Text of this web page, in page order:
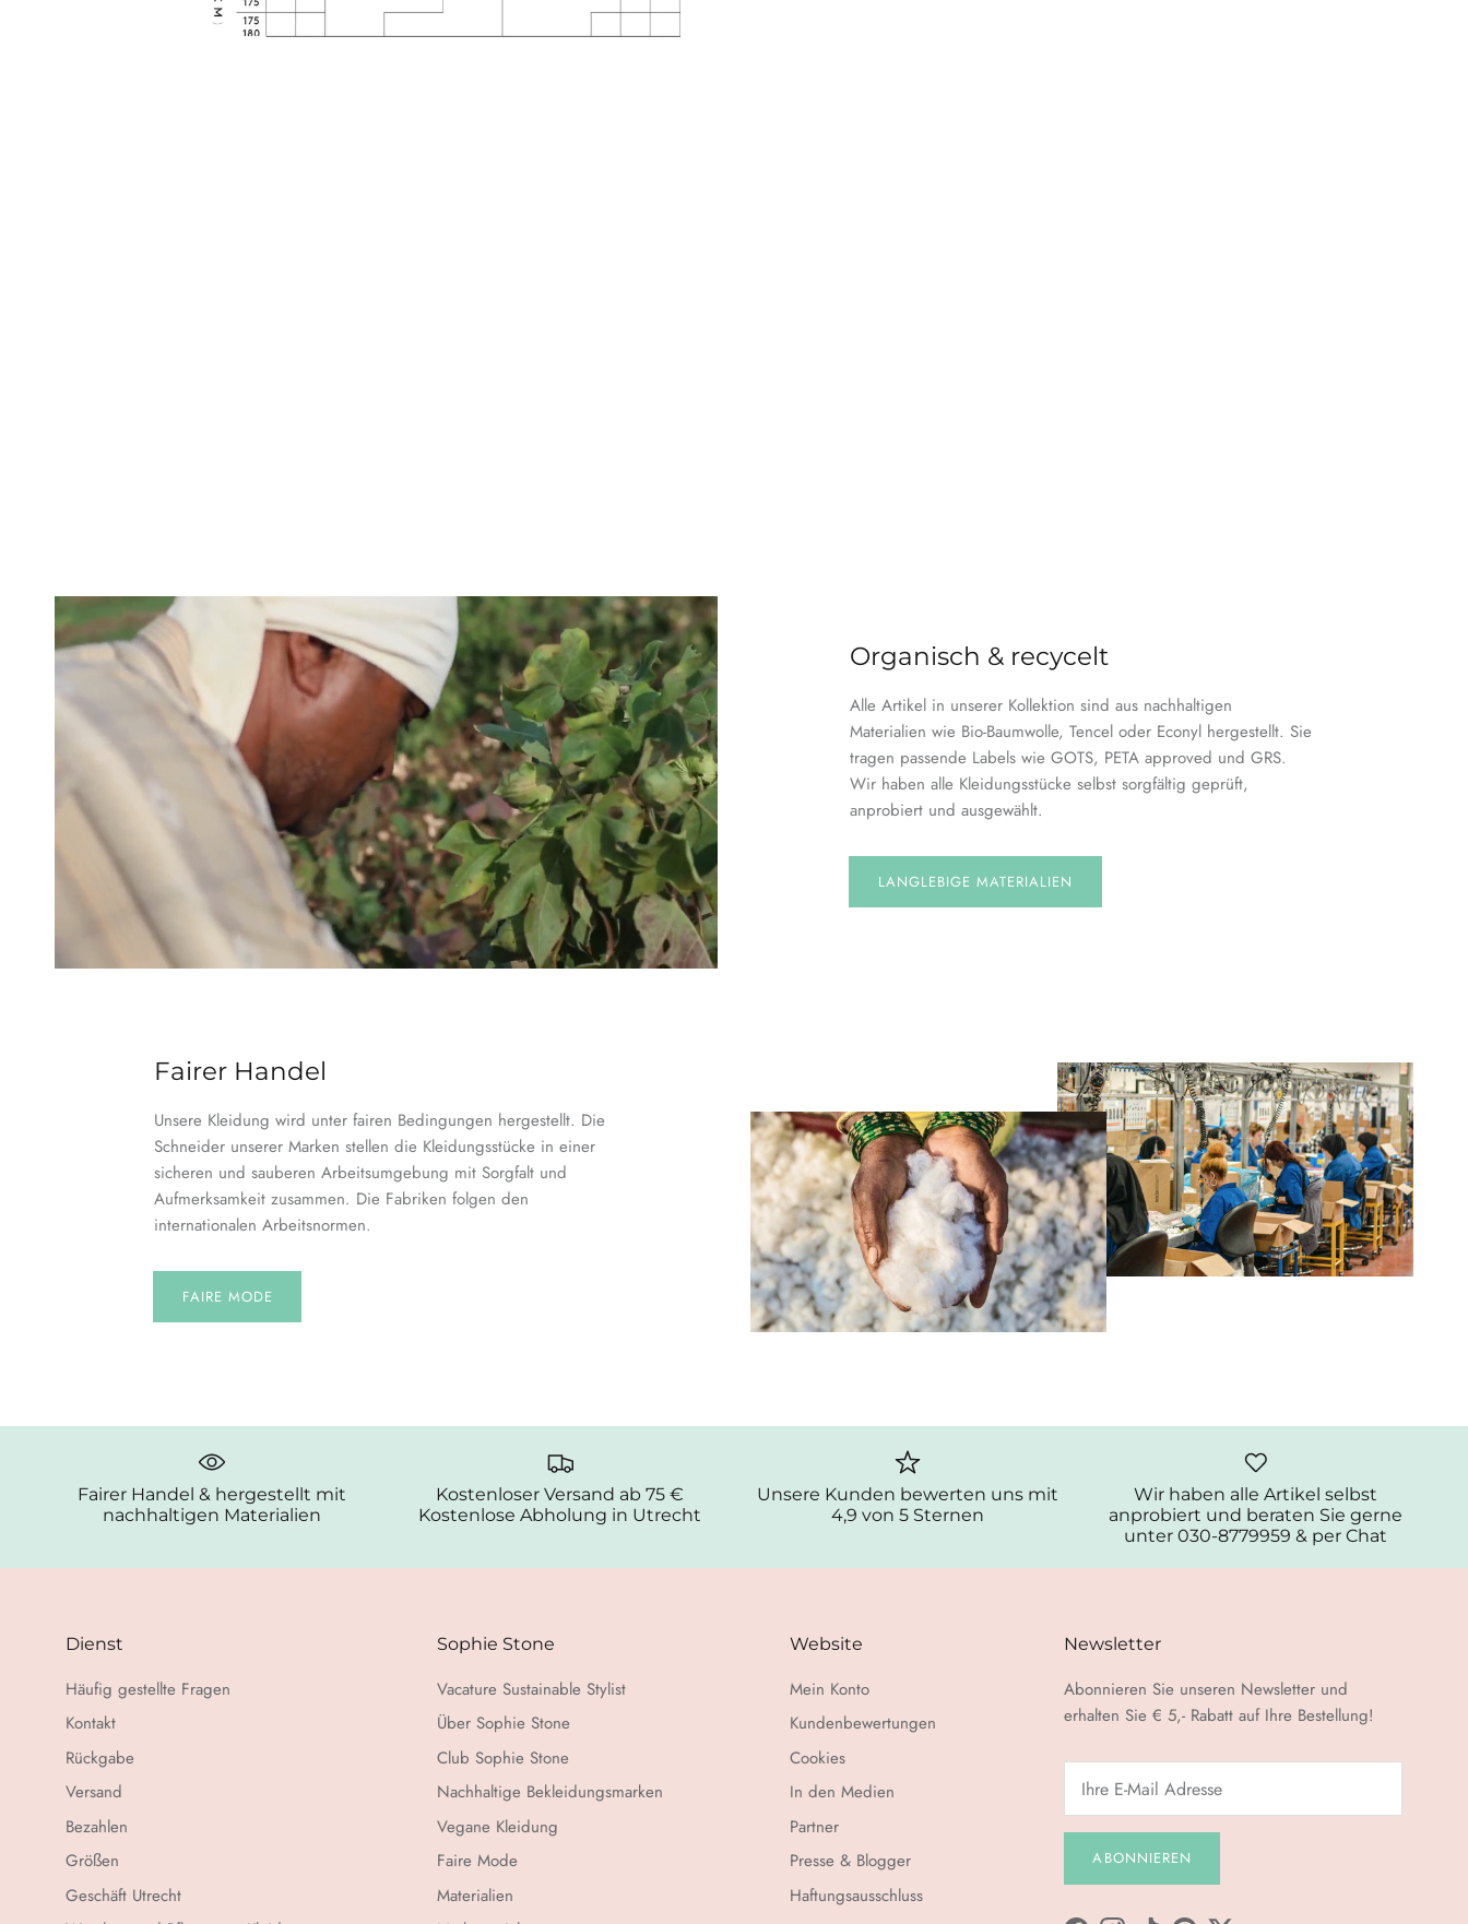
Organisch & recycelt
Alle Artikel in unserer Kollektion sind aus nachhaltigen
Materialien wie Bio-Baumwolle, Tencel oder Econyl hergestellt. Sie
tragen passende Labels wie GOTS, PETA approved und GRS.
Wir haben alle Kleidungsstücke selbst sorgfältig geprüft,
anprobiert und ausgewählt.
LANGLEBIGE MATERIALIEN
Fairer Handel
Unsere Kleidung wird unter fairen Bedingungen hergestellt. Die
Schneider unserer Marken stellen die Kleidungsstücke in einer
sicheren und sauberen Arbeitsumgebung mit Sorgfalt und
Aufmerksamkeit zusammen. Die Fabriken folgen den
internationalen Arbeitsnormen.
FAIRE MODE
Fairer Handel & hergestellt mit
nachhaltigen Materialien
Kostenloser Versand ab 75 €
Kostenlose Abholung in Utrecht
Unsere Kunden bewerten uns mit
4,9 von 5 Sternen
Wir haben alle Artikel selbst
anprobiert und beraten Sie gerne
unter 030-8779959 & per Chat
Dienst
Häufig gestellte Fragen
Kontakt
Rückgabe
Versand
Bezahlen
Größen
Geschäft Utrecht
Sophie Stone
Vacature Sustainable Stylist
Über Sophie Stone
Club Sophie Stone
Nachhaltige Bekleidungsmarken
Vegane Kleidung
Faire Mode
Materialien
Website
Mein Konto
Kundenbewertungen
Cookies
In den Medien
Partner
Presse & Blogger
Haftungsausschluss
Newsletter
Abonnieren Sie unseren Newsletter und
erhalten Sie € 5,- Rabatt auf Ihre Bestellung!
ABONNIEREN